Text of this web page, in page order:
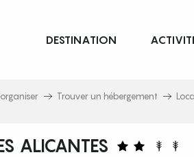
DESTINATION
Trouver un hébergement
ALICANTES